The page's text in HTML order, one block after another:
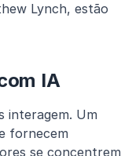
Lynch, estão
IA
interagem. Um
fornecem
se concentrem